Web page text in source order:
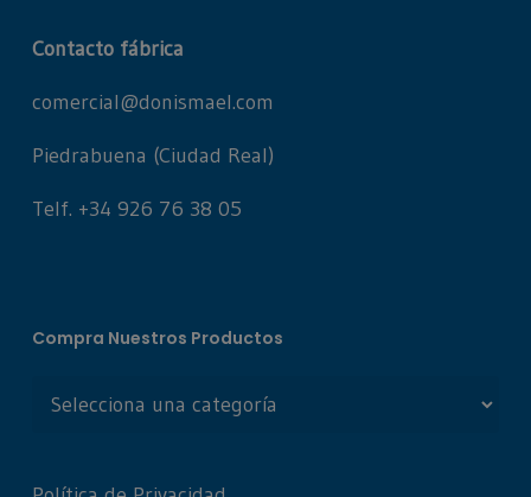
Contacto fábrica
comercial@donismael.com
Piedrabuena (Ciudad Real)
Telf. +34 926 76 38 05
Compra Nuestros Productos